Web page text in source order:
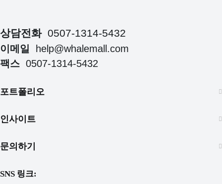
상담전화 0507-1314-5432
이메일
help@whalemall.com
팩스 0507-1314-5432
포트폴리오
인사이트
문의하기
SNS 링크: